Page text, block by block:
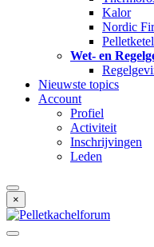
Kalor
Nordic
Pelletketel
Wet- en
Nieuwste topics
Account
Profiel
Activiteit
Inschrijvingen
Leden
×